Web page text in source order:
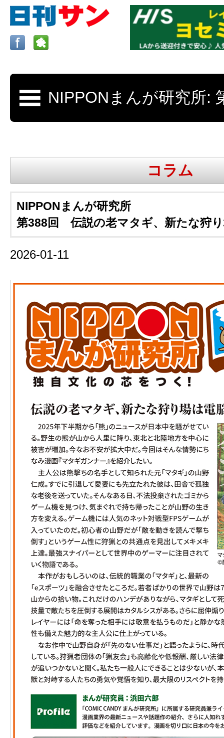
ロサンゼルスの求人、クラシファイド、地元情報など
日刊サンはロサンゼルスの日本語新
更新、求人、クラシファイドは毎週木
コラム
NIPPONまんが研究所
第388回 伝説の老マタギ、新たな狩
2026-01-11